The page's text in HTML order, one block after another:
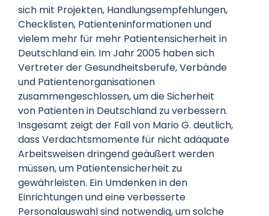
sich mit Projekten, Handlungsempfehlungen,
Checklisten, Patienteninformationen und
vielem mehr für mehr Patientensicherheit in
Deutschland ein. Im Jahr 2005 haben sich
Vertreter der Gesundheitsberufe, Verbände
und Patientenorganisationen
zusammengeschlossen, um die Sicherheit
von Patienten in Deutschland zu verbessern.
Insgesamt zeigt der Fall von Mario G. deutlich,
dass Verdachtsmomente für nicht adäquate
Arbeitsweisen dringend geäußert werden
müssen, um Patientensicherheit zu
gewährleisten. Ein Umdenken in den
Einrichtungen und eine verbesserte
Personalauswahl sind notwendig, um solche